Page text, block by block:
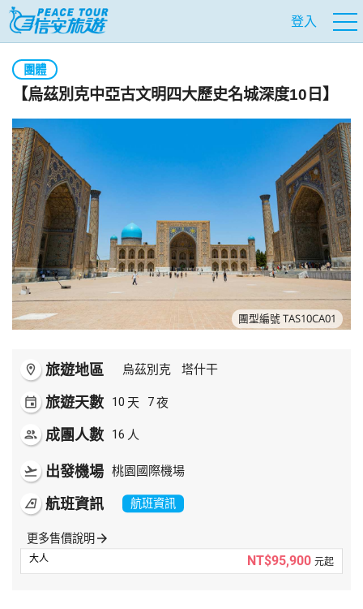
登入
團體
【烏茲別克中亞古文明四大歷史名城深度10日】
團型編號 TAS10CA01
room 旅遊地區 烏茲別克 塔什干
event 旅遊天數 10 天 7夜
people 成團人數 16 人
flight_takeoff 出發機場 桃園國際機場
airlines 航班資訊 航班資訊
更多售價說明 arrow_forward
NT$95,900 元起